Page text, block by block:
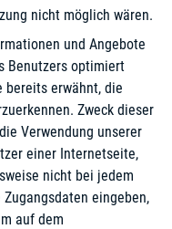
nicht möglich wären.
und Angebote
Benutzers optimiert
bereits erwähnt, die
Zweck dieser
Verwendung unserer
einer Internetseite,
nicht bei jedem
eingeben,
auf dem